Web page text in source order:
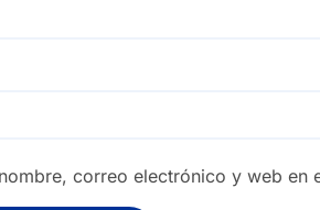
correo electrónico y web